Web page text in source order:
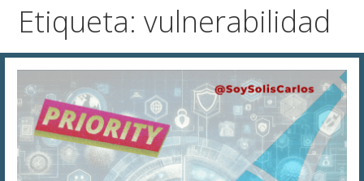
Etiqueta: vulnerabilidad